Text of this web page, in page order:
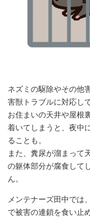
ネズミの駆除やその他
害獣トラブルに対応し
お住まいの天井や屋根
着いてしまうと、夜中
ることも。
また、糞尿が溜まって
の躯体部分が腐食して
ん。
メンテナーズ田中では
で被害の連鎖を食い止